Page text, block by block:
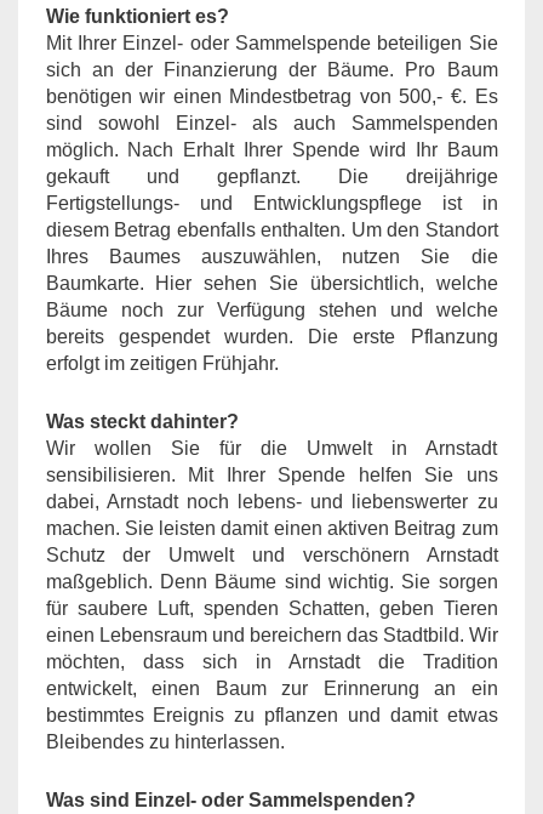
Wie funktioniert es?
Mit Ihrer Einzel- oder Sammelspende beteiligen Sie
sich an der Finanzierung der Bäume. Pro Baum
benötigen wir einen Mindestbetrag von 500,- €. Es
sind sowohl Einzel- als auch Sammelspenden
möglich. Nach Erhalt Ihrer Spende wird Ihr Baum
gekauft und gepflanzt. Die dreijährige
Fertigstellungs- und Entwicklungspflege ist in
diesem Betrag ebenfalls enthalten. Um den Standort
Ihres Baumes auszuwählen, nutzen Sie die
Baumkarte. Hier sehen Sie übersichtlich, welche
Bäume noch zur Verfügung stehen und welche
bereits gespendet wurden. Die erste Pflanzung
erfolgt im zeitigen Frühjahr.
Was steckt dahinter?
Wir wollen Sie für die Umwelt in Arnstadt
sensibilisieren. Mit Ihrer Spende helfen Sie uns
dabei, Arnstadt noch lebens- und liebenswerter zu
machen. Sie leisten damit einen aktiven Beitrag zum
Schutz der Umwelt und verschönern Arnstadt
maßgeblich. Denn Bäume sind wichtig. Sie sorgen
für saubere Luft, spenden Schatten, geben Tieren
einen Lebensraum und bereichern das Stadtbild. Wir
möchten, dass sich in Arnstadt die Tradition
entwickelt, einen Baum zur Erinnerung an ein
bestimmtes Ereignis zu pflanzen und damit etwas
Bleibendes zu hinterlassen.
Was sind Einzel- oder Sammelspenden?